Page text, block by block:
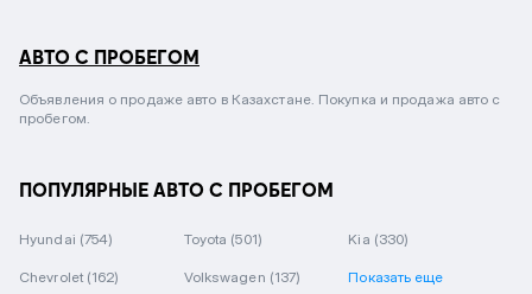
АВТО С ПРОБЕГОМ
Объявления о продаже авто в Казахстане. Покупка и продажа авто с
пробегом.
ПОПУЛЯРНЫЕ АВТО С ПРОБЕГОМ
Hyundai (754) Toyota (501) Kia (330)
Chevrolet (162) Volkswagen (137) Показать еще